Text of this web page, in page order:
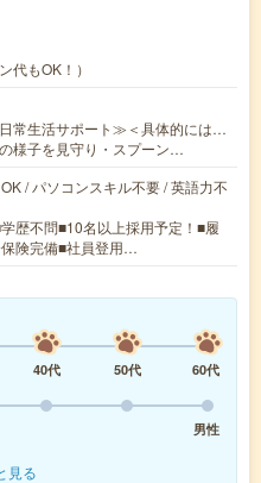
代もOK！）
常生活サポート≫＜具体的には…
様子を見守り・スプーン…
/ パソコンスキル不要 / 英語力不
歴不問■10名以上採用予定！■履
険完備■社員登用…
40代 50代
60代
男性
見る